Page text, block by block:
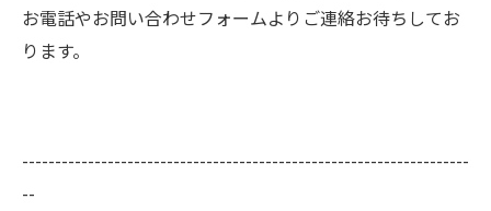
お電話やお問い合わせフォームよりご連絡お待ちしてお
ります。
--------------------------------------------------------------------
--